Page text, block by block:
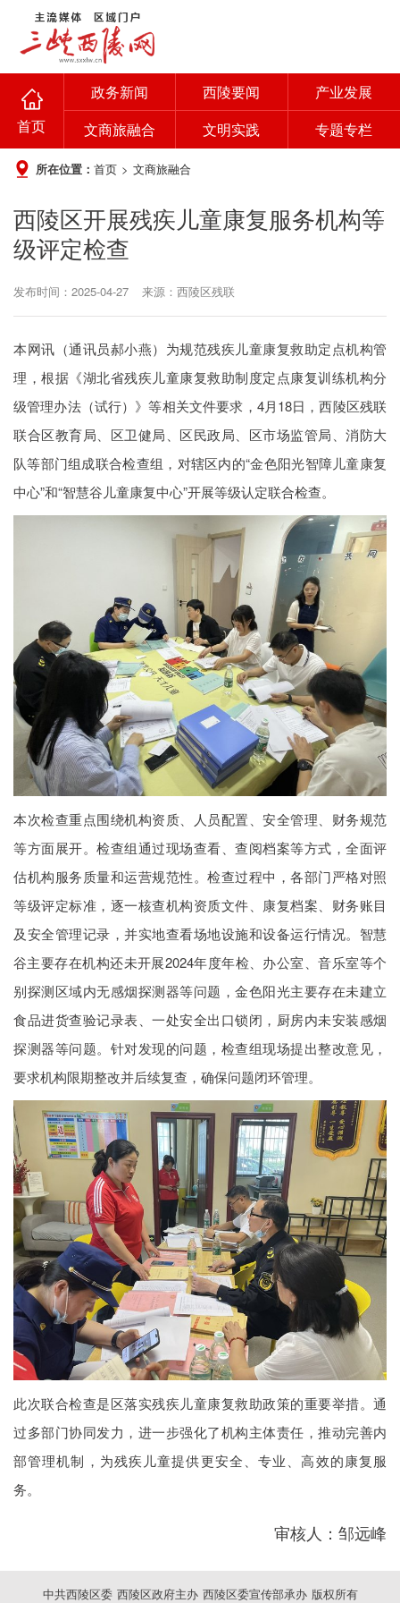
首页
政务新闻 西陵要闻
产业发展
文商旅融合
文明实践 专题专栏
所在位置： 首页 > 文商旅融合
西陵区开展残疾儿童康复服务机构等
级评定检查
发布时间：2025-04-27 来源：西陵区残联
本网讯（通讯员郝小燕）为规范残疾儿童康复救助定点机构管
理，根据《湖北省残疾儿童康复救助制度定点康复训练机构分
级管理办法（试行）》等相关文件要求，4月18日，西陵区残联
联合区教育局、区卫健局、区民政局、区市场监管局、消防大
队等部门组成联合检查组，对辖区内的“金色阳光智障儿童康复
中心”和“智慧谷儿童康复中心”开展等级认定联合检查。
本次检查重点围绕机构资质、人员配置、安全管理、财务规范
等方面展开。检查组通过现场查看、查阅档案等方式，全面评
估机构服务质量和运营规范性。检查过程中，各部门严格对照
等级评定标准，逐一核查机构资质文件、康复档案、财务账目
及安全管理记录，并实地查看场地设施和设备运行情况。智慧
谷主要存在机构还未开展2024年度年检、办公室、音乐室等个
别探测区域内无感烟探测器等问题，金色阳光主要存在未建立
食品进货查验记录表、一处安全出口锁闭，厨房内未安装感烟
探测器等问题。针对发现的问题，检查组现场提出整改意见，
要求机构限期整改并后续复查，确保问题闭环管理。
此次联合检查是区落实残疾儿童康复救助政策的重要举措。通
过多部门协同发力，进一步强化了机构主体责任，推动完善内
部管理机制，为残疾儿童提供更安全、专业、高效的康复服
务。
审核人：邹远峰
中共西陵区委 西陵区政府主办 西陵区委宣传部承办 版权所有